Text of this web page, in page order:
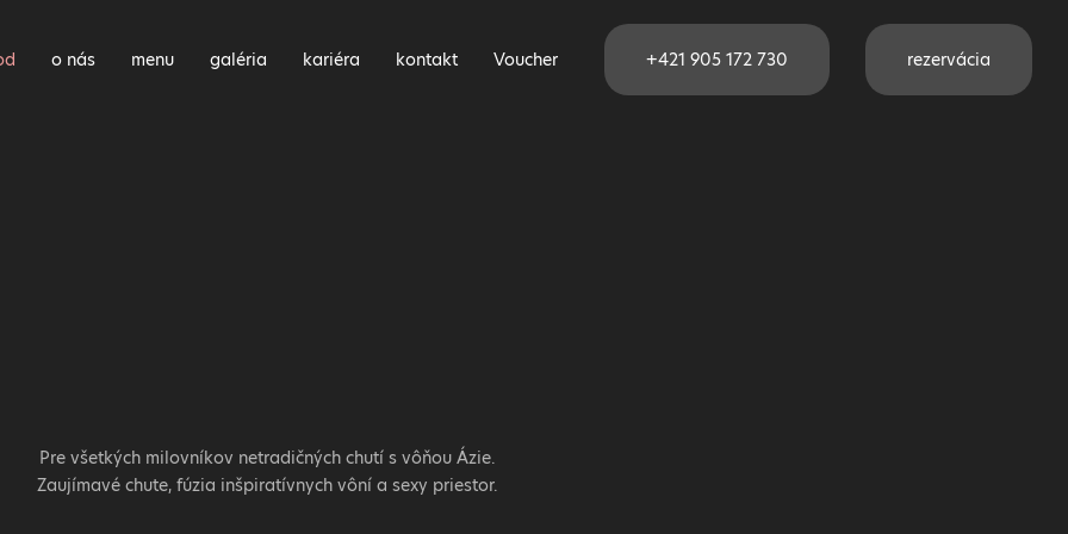
Pre všetkých milovníkov netradičných chutí s vôňou Ázie.
Zaujímavé chute, fúzia inšpiratívnych vôní a sexy priestor.
+421 905 172 730 rezervácia
o nás menu galéria kariéra kontakt Voucher